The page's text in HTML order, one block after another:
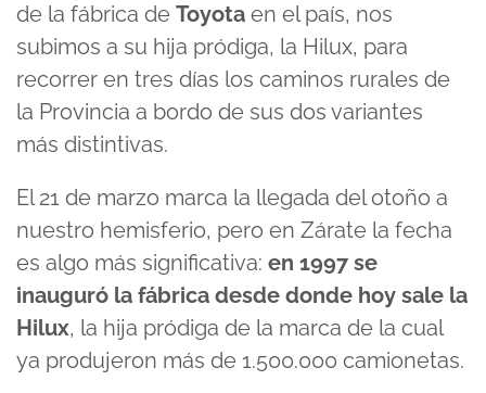
de la fábrica de Toyota en el país, nos
subimos a su hija pródiga, la Hilux, para
recorrer en tres días los caminos rurales de
la Provincia a bordo de sus dos variantes
más distintivas.
El 21 de marzo marca la llegada del otoño a
nuestro hemisferio, pero en Zárate la fecha
es algo más significativa: en 1997 se
inauguró la fábrica desde donde hoy sale la
Hilux, la hija pródiga de la marca de la cual
ya produjeron más de 1.500.000 camionetas.